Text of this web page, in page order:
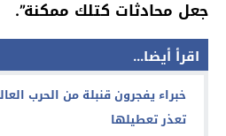
جعل محادثات كتلك ممكنة”.
اقرأ أيضا...
خبراء يفجرون قنبلة من الحرب
تعذر تعطيلها